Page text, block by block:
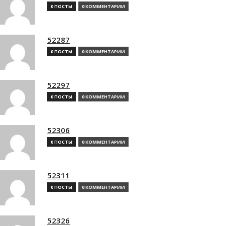
0 ПОСТЫ 0 КОММЕНТАРИИ
52287
0 ПОСТЫ 0 КОММЕНТАРИИ
52297
0 ПОСТЫ 0 КОММЕНТАРИИ
52306
0 ПОСТЫ 0 КОММЕНТАРИИ
52311
0 ПОСТЫ 0 КОММЕНТАРИИ
52326